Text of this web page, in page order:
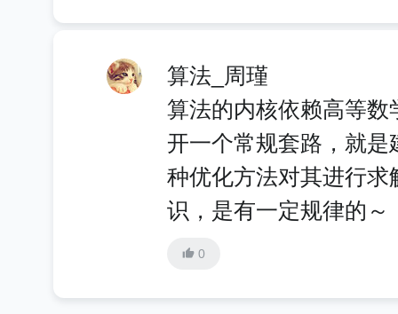
算法_周瑾
算法的内核依赖高等
开一个常规套路，就
种优化方法对其进行
识，是有一定规律的～
0